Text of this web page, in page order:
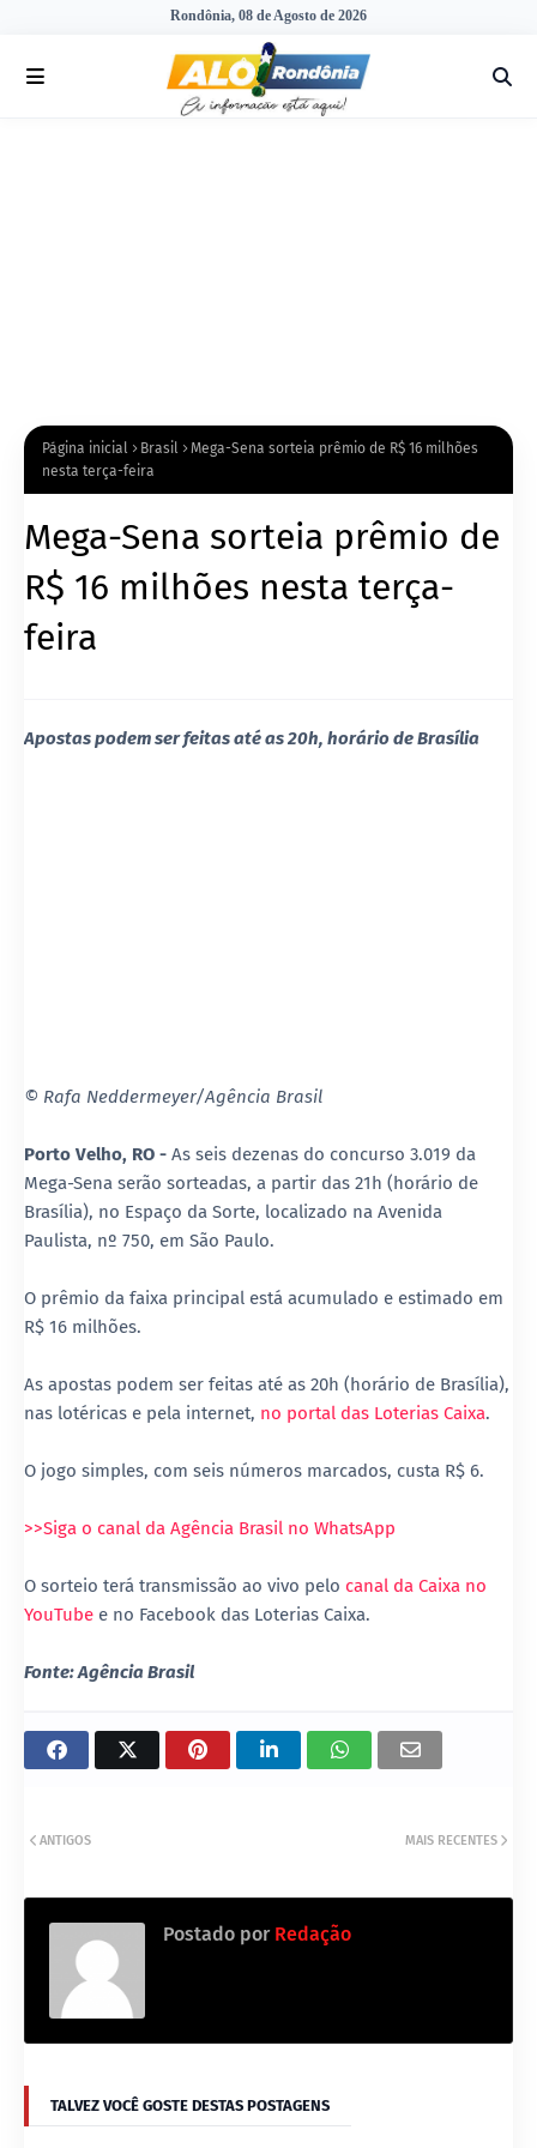
Rondônia, 08 de Agosto de 2026
Página inicial Brasil
Mega-Sena sorteia prêmio de R$ 16 milhões
nesta terça-feira
Mega-Sena sorteia prêmio de
R$ 16 milhões nesta terça-
feira
Apostas podem ser feitas até as 20h, horário de Brasília
© Rafa Neddermeyer/Agência Brasil
Porto Velho, RO - As seis dezenas do concurso 3.019 da
Mega-Sena serão sorteadas, a partir das 21h (horário de
Brasília), no Espaço da Sorte, localizado na Avenida
Paulista, nº 750, em São Paulo.
O prêmio da faixa principal está acumulado e estimado em
R$ 16 milhões.
As apostas podem ser feitas até as 20h (horário de Brasília),
nas lotéricas e pela internet, no portal das Loterias Caixa.
O jogo simples, com seis números marcados, custa R$ 6.
>>Siga o canal da Agência Brasil no WhatsApp
O sorteio terá transmissão ao vivo pelo canal da Caixa no
YouTube e no Facebook das Loterias Caixa.
Fonte: Agência Brasil
MAIS RECENTES
ANTIGOS
Postado por Redação
TALVEZ VOCÊ GOSTE DESTAS POSTAGENS